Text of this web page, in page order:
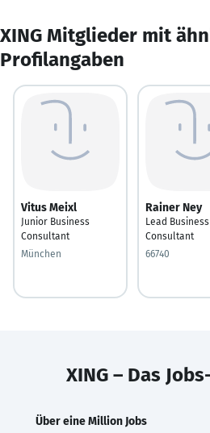
XING Mitglieder mit
Profilangaben
Vitus Meixl
Junior Business
Consultant
München
Rainer Ney
Lead Business
Consultant
66740
XING – Das
Über eine Million Jobs